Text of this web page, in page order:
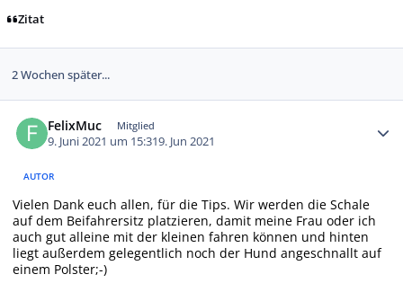
Zitat
2 Wochen später...
FelixMuc Mitglied
9. Juni 2021 um 15:319. Jun 2021
AUTOR
Vielen Dank euch allen, für die Tips. Wir werden die Schale
auf dem Beifahrersitz platzieren, damit meine Frau oder ich
auch gut alleine mit der kleinen fahren können und hinten
liegt außerdem gelegentlich noch der Hund angeschnallt auf
einem Polster;-)